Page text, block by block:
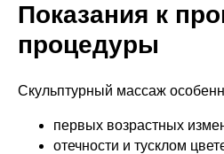
Показания к
процедуры
Скульптурный массаж
первых возрастных
отечности и тусклом